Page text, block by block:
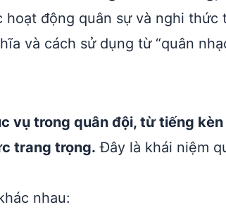
động quân sự và nghi thức
và cách sử dụng từ “quân
vụ trong quân đội, từ tiếng
trang trọng. Đây là khái niệm
nhau: